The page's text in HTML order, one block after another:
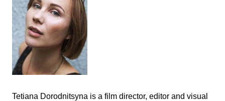
Tetiana Dorodnitsyna is a film director, editor and visual